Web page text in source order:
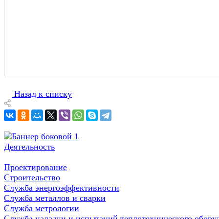
Назад к списку
Деятельность
Проектирование
Строительство
Служба энергоэффективности
Служба металлов и сварки
Служба метрологии